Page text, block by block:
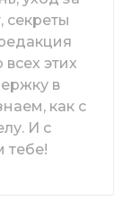
этих
в
как с
И с
тебе!